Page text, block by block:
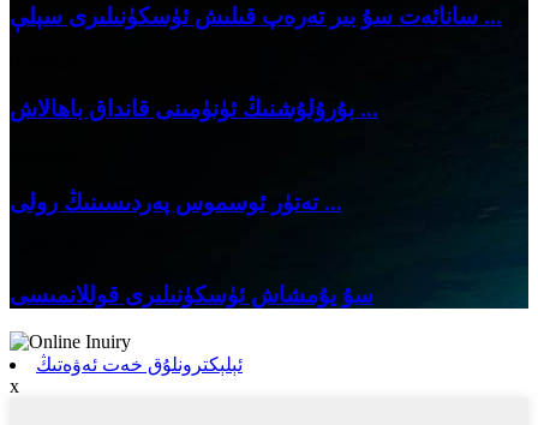
سانائەت سۇ بىر تەرەپ قىلىش ئۈسكۈنىلىرى سېلې ...
بۇرۇلۇشنىڭ ئۈنۈمىنى قانداق باھالاش ...
تەتۈر ئوسموس پەردىسىنىڭ رولى ...
سۇ يۇمشاش ئۈسكۈنىلىرى قوللانمىسى
ئېلېكترونلۇق خەت ئەۋەتىڭ
x